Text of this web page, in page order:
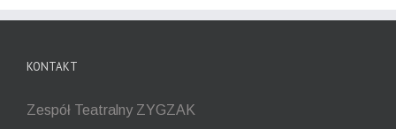
KONTAKT
Zespół Teatralny ZYGZAK